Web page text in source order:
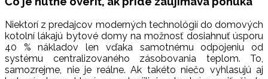
Niektorí z predajcov moderných technológií do domových
kotolní lákajú bytové domy na možnosť dosiahnuť úsporu
40 % nákladov len vďaka samotnému odpojeniu od
systému centralizovaného zásobovania teplom. To,
samozrejme, nie je reálne. Ak takéto niečo vyhlasujú aj